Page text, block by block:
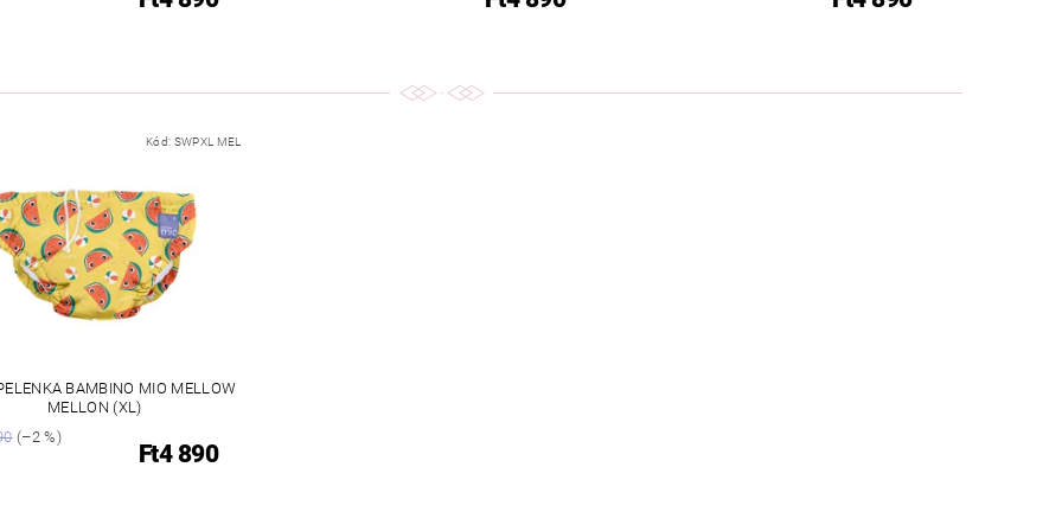
Kód: SWPXL MEL
BAMBINO MIO MELLOW
MELLON (XL)
(–2 %)
Ft4 890